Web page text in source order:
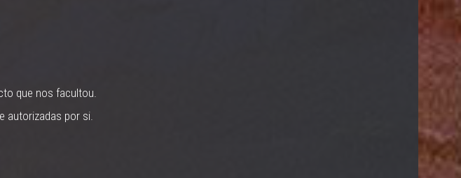
que nos facultou.
autorizadas por si.